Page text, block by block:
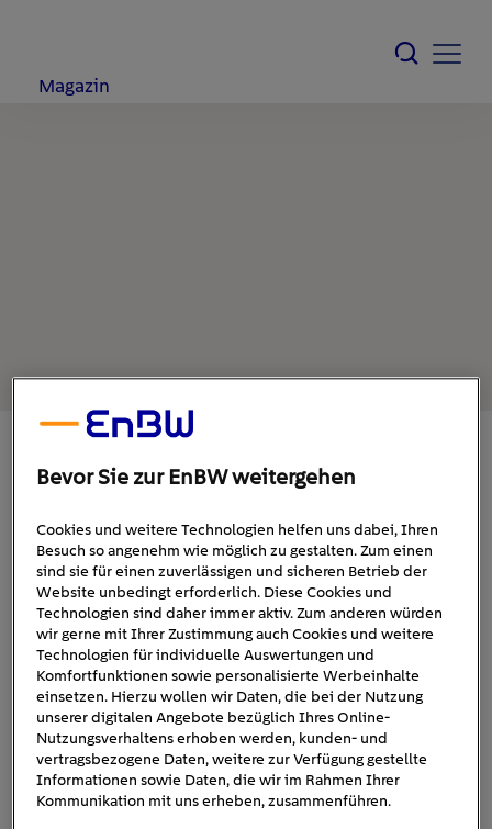
Magazin
29. November 2021 1min
audi-e-tron-blau
Bevor Sie zur EnBW weitergehen
Cookies und weitere Technologien helfen uns dabei, Ihren
Besuch so angenehm wie möglich zu gestalten. Zum einen
sind sie für einen zuverlässigen und sicheren Betrieb der
Website unbedingt erforderlich. Diese Cookies und
Technologien sind daher immer aktiv. Zum anderen würden
wir gerne mit Ihrer Zustimmung auch Cookies und weitere
Technologien für individuelle Auswertungen und
Komfortfunktionen sowie personalisierte Werbeinhalte
einsetzen. Hierzu wollen wir Daten, die bei der Nutzung
unserer digitalen Angebote bezüglich Ihres Online-
Nutzungsverhaltens erhoben werden, kunden- und
vertragsbezogene Daten, weitere zur Verfügung gestellte
Informationen sowie Daten, die wir im Rahmen Ihrer
Kommunikation mit uns erheben, zusammenführen.